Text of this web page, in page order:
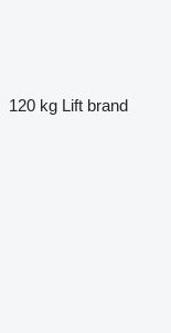
120 kg Lift brand